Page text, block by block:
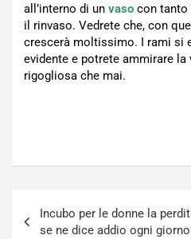
all’interno di un vaso con tanto
il rinvaso. Vedrete che, con
crescerà moltissimo. I rami si
evidente e potrete ammirare la
rigogliosa che mai.
articoli
Incubo per le donne la
se ne dice addio ogni